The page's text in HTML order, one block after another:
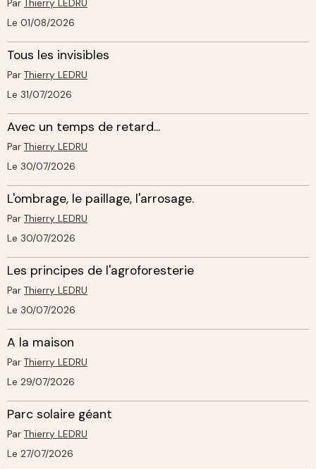
Par
Thierry LEDRU
Le 01/08/2026
Tous les invisibles
Par Thierry LEDRU
Le 31/07/2026
Avec un temps de retard...
Par Thierry LEDRU
Le 30/07/2026
L'ombrage, le paillage, l'arrosage.
Par Thierry LEDRU
Le 30/07/2026
Les principes de l'agroforesterie
Par Thierry LEDRU
Le 30/07/2026
A la maison
Par Thierry LEDRU
Le 29/07/2026
Parc solaire géant
Par Thierry LEDRU
Le 27/07/2026